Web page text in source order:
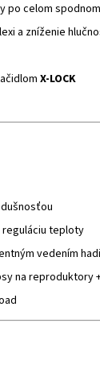
po celom
a zníženie
X-LOCK
teploty
vedením
na reproduktory